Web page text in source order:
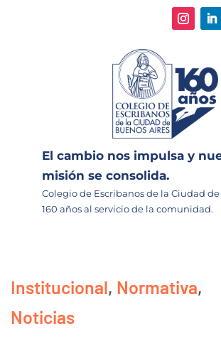
El cambio nos impulsa y
misión se consolida.
Colegio de Escribanos de la Ciudad de
160 años al servicio de la comunidad.
Institucional, Normativa,
Noticias